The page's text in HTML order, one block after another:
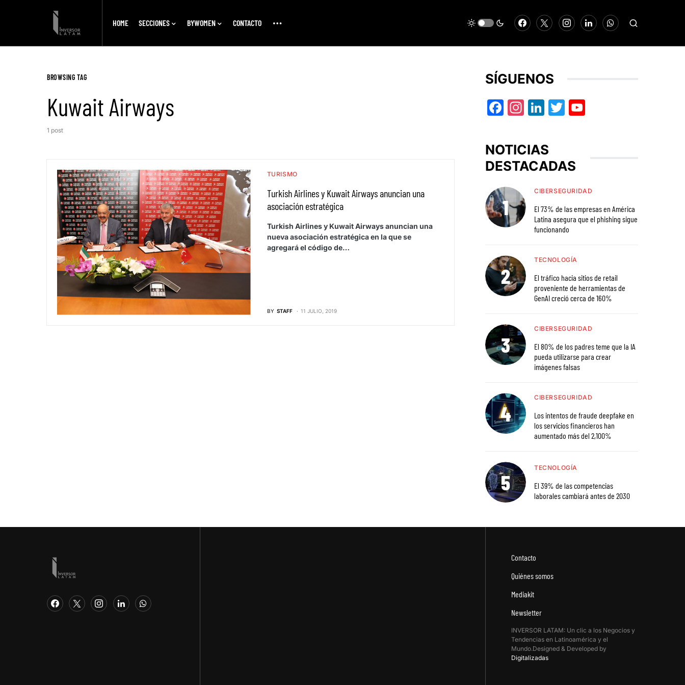
HOME SECCIONES BYWOMEN CONTACTO
BROWSING TAG
Kuwait Airways
1 post
TURISMO
Turkish Airlines y Kuwait Airways anuncian una
asociación estratégica
Turkish Airlines y Kuwait Airways anuncian una
nueva asociación estratégica en la que se
agregará el código de…
BY STAFF 11 JULIO, 2019
SÍGUENOS
Facebook
Instagram
LinkedIn
Twitter
NOTICIAS
DESTACADAS
CIBERSEGURIDAD
El 73% de las empresas en América
Latina asegura que el phishing sigue
funcionando
TECNOLOGÍA
El tráfico hacia sitios de retail
proveniente de herramientas de
GenAI creció cerca de 160%
CIBERSEGURIDAD
El 80% de los padres teme que la IA
pueda utilizarse para crear
imágenes falsas
CIBERSEGURIDAD
Los intentos de fraude deepfake en
los servicios financieros han
aumentado más del 2,100%
TECNOLOGÍA
El 39% de las competencias
laborales cambiará antes de 2030
Contacto
Quiénes somos
Mediakit
Newsletter
INVERSOR LATAM: Un clic a los Negocios y
Tendencias en Latinoamérica y el
Mundo.Designed & Developed by
Digitalizadas